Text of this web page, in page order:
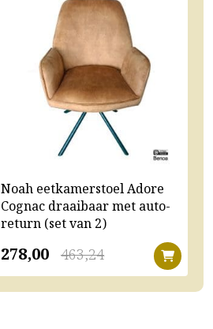
Noah eetkamerstoel Adore
Cognac draaibaar met auto-
return (set van 2)
463,24
278,00